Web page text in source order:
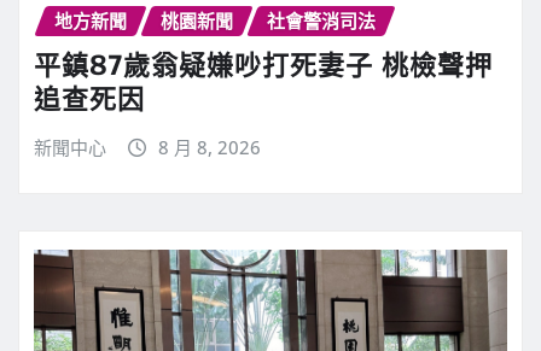
地方新聞 桃園新聞 社會警消司法
平鎮87歲翁疑嫌吵打死妻子 桃檢聲押
追查死因
新聞中心 8 月 8, 2026